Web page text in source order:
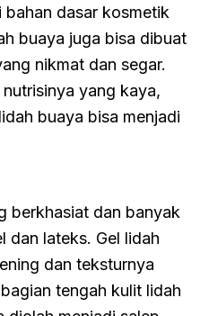
bahan dasar kosmetik
buaya juga bisa dibuat
nikmat dan segar.
yang kaya,
buaya bisa menjadi
berkhasiat dan banyak
dan lateks. Gel lidah
dan teksturnya
tengah kulit lidah